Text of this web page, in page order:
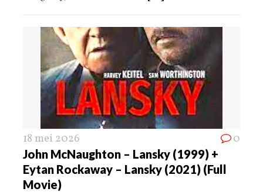
18 mei 2026 0
John McNaughton – Lansky (1999) +
Eytan Rockaway – Lansky (2021) (Full
Movie)